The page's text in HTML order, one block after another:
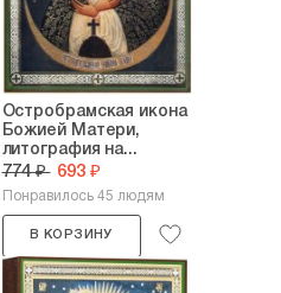
Остробрамская икона
Божией Матери,
литография на...
774 ₽ 693 ₽
Понравилось 45 людям
В КОРЗИНУ